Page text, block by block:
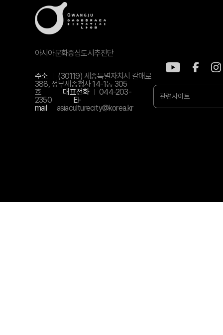
아시아문화중심도시추진단
주소
(30119) 세종특별자치시 갈매로
388, 정부세종청사 14-1동 305
호
대표전화
044-203-
2350
E-
mail
asiaculturecity@korea.kr
관련사이트